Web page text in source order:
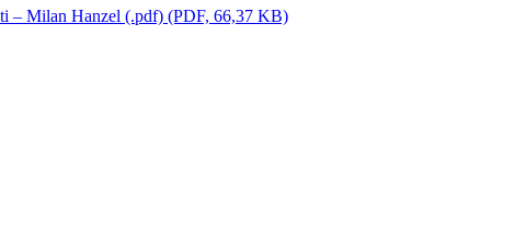
– Milan Hanzel (.pdf) (PDF, 66,37 KB)